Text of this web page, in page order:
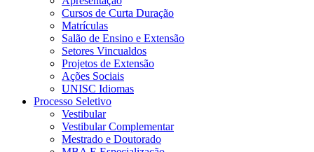
Cursos de Curta Duração
Matrículas
Salão de Ensino e Extensão
Setores Vincualdos
Projetos de Extensão
Ações Sociais
UNISC Idiomas
Processo Seletivo
Vestibular
Vestibular Complementar
Mestrado e Doutorado